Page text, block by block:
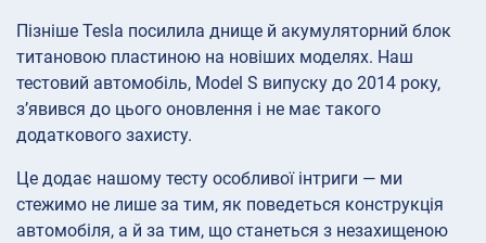
Пізніше Tesla посилила днище й акумуляторний блок
титановою пластиною на новіших моделях. Наш
тестовий автомобіль, Model S випуску до 2014 року,
з’явився до цього оновлення і не має такого
додаткового захисту.
Це додає нашому тесту особливої інтриги — ми
стежимо не лише за тим, як поведеться конструкція
автомобіля, а й за тим, що станеться з незахищеною